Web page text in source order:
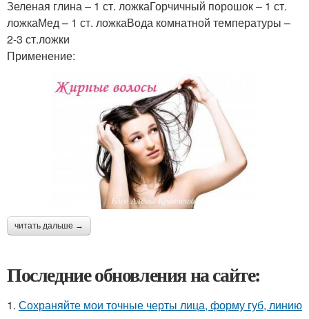
Зеленая глина – 1 ст. ложкаГорчичный порошок – 1 ст.
ложкаМед – 1 ст. ложкаВода комнатной температуры –
2-3 ст.ложки
Применение:
читать дальше →
Последние обновления на сайте:
1. Сохраняйте мои точные черты лица, форму губ, линию